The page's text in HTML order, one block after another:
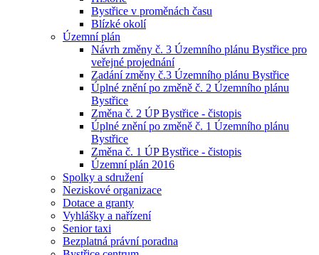
Bystřice v proměnách času
Blízké okolí
Územní plán
Návrh změny č. 3 Územního plánu Bystřice pro
veřejné projednání
Zadání změny č.3 Územního plánu Bystřice
Úplné znění po změně č. 2 Územního plánu
Bystřice
Změna č. 2 ÚP Bystřice - čistopis
Úplné znění po změně č. 1 Územního plánu
Bystřice
Změna č. 1 ÚP Bystřice - čistopis
Územní plán 2016
Spolky a sdružení
Neziskové organizace
Dotace a granty
Vyhlášky a nařízení
Senior taxi
Bezplatná právní poradna